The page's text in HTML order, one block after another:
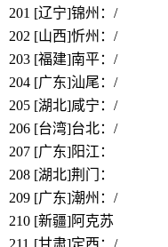
201 [辽宁]锦州：/
202 [山西]忻州：/
203 [福建]南平：/
204 [广东]汕尾：/
205 [湖北]咸宁：/
206 [台湾]台北：/
207 [广东]阳江：
208 [湖北]荆门：
209 [广东]潮州：/
210 [新疆]阿克苏
211 [甘肃]定西：/